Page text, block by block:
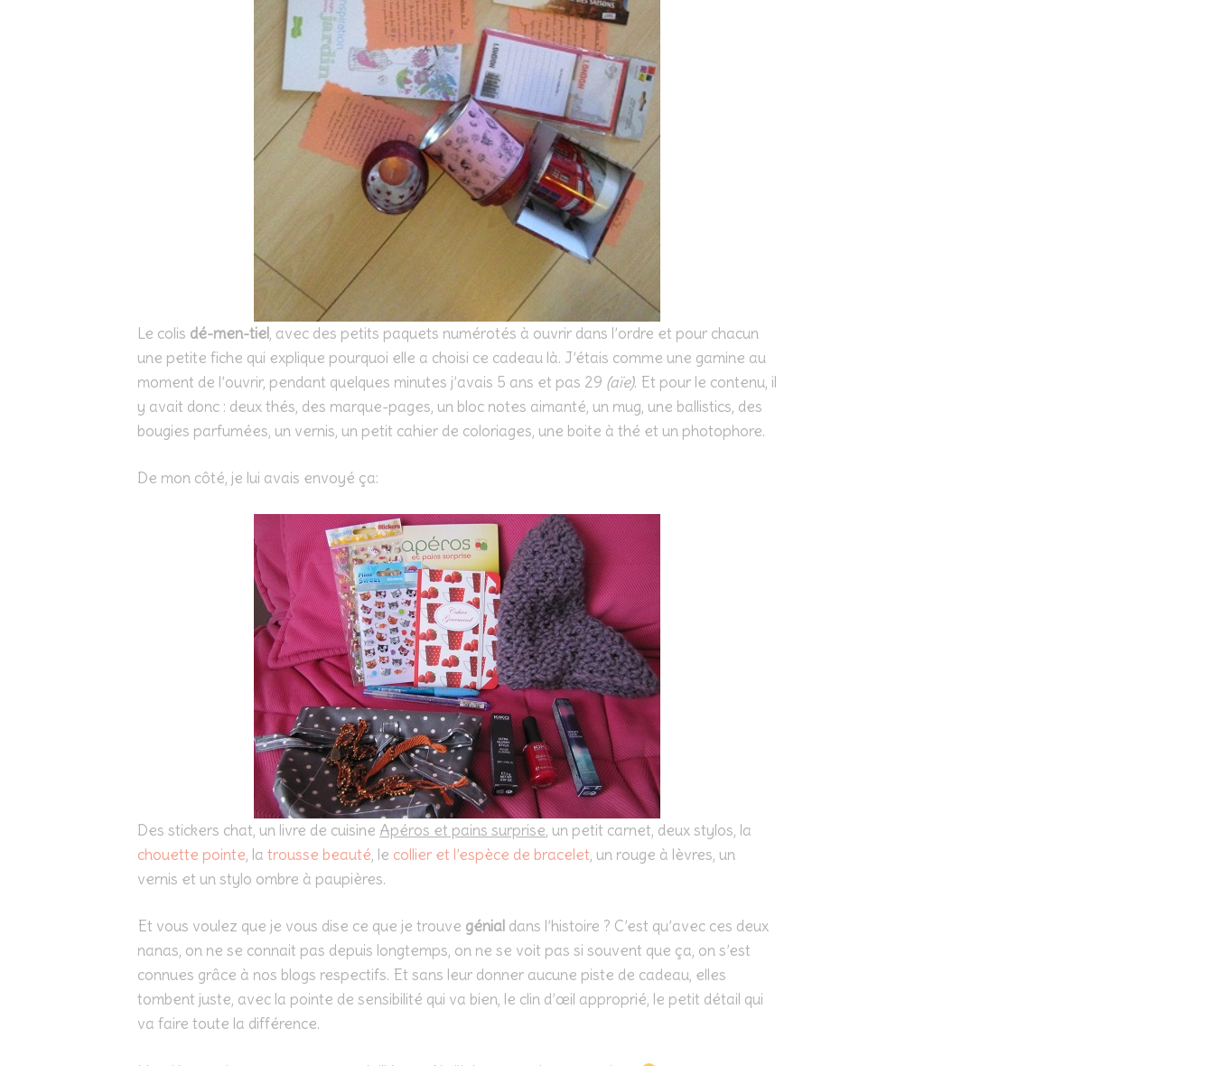
Le colis dé-men-tiel, avec des petits paquets numérotés à ouvrir dans l’ordre et pour chacun
une petite fiche qui explique pourquoi elle a choisi ce cadeau là. J’étais comme une gamine au
moment de l’ouvrir, pendant quelques minutes j’avais 5 ans et pas 29 (aïe). Et pour le contenu, il
y avait donc : deux thés, des marque-pages, un bloc notes aimanté, un mug, une ballistics, des
bougies parfumées, un vernis, un petit cahier de coloriages, une boite à thé et un photophore.
De mon côté, je lui avais envoyé ça:
Des stickers chat, un livre de cuisine Apéros et pains surprise, un petit carnet, deux stylos, la
chouette pointe, la trousse beauté, le collier et l’espèce de bracelet, un rouge à lèvres, un
vernis et un stylo ombre à paupières.
Et vous voulez que je vous dise ce que je trouve génial dans l’histoire ? C’est qu’avec ces deux
nanas, on ne se connait pas depuis longtemps, on ne se voit pas si souvent que ça, on s’est
connues grâce à nos blogs respectifs. Et sans leur donner aucune piste de cadeau, elles
tombent juste, avec la pointe de sensibilité qui va bien, le clin d’œil approprié, le petit détail qui
va faire toute la différence.